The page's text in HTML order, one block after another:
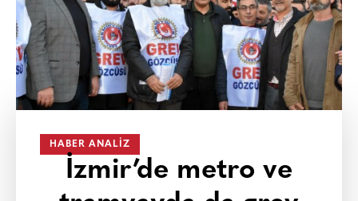
HABER ANALIZ
İzmir’de metro ve